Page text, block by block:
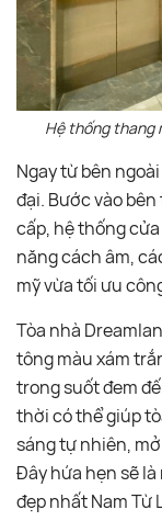
Hệ thống thang
Ngay từ bên
đại. Bước vào
cấp, hệ thống
năng cách âm,
mỹ vừa tối ưu
Tòa nhà
tông màu xám
trong suốt đem
thời có thể giúp
sáng tự nhiên,
Đây hứa hẹn sẽ
đẹp nhất Nam Từ